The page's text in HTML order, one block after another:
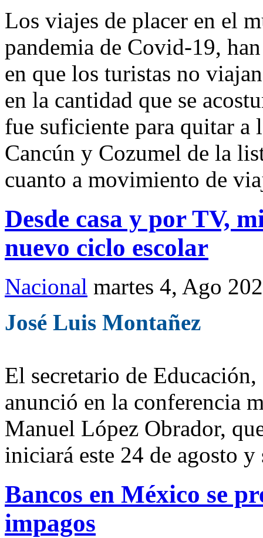
Los viajes de placer en el
pandemia de Covid-19,
en que los turistas no
en la cantidad que se
fue suficiente para quitar a
Cancún y Cozumel de la
cuanto a movimiento de
Desde casa y por TV,
nuevo ciclo escolar
Nacional martes 4, Ago
José Luis Montañez
El secretario de
anunció en la conferencia
Manuel López Obrador,
iniciará este 24 de agosto y
Bancos en México se
impagos